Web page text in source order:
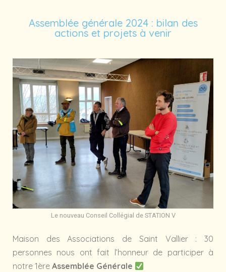
Assemblée générale 2024 : bilan des
actions et projets à venir
Le nouveau Conseil Collégial de STATION V
Maison des Associations de Saint Vallier : 30
personnes nous ont fait l’honneur de participer à
notre 1ère Assemblée Générale